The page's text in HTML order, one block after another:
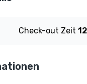
Check-out Zeit